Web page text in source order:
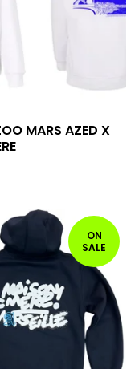
MARS AZED X
ON
SALE